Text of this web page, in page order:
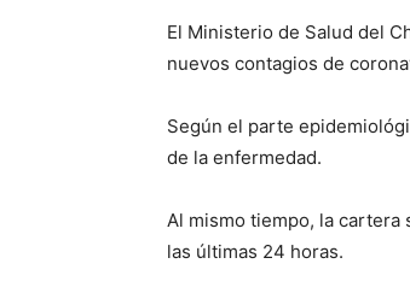
El Ministerio de Salud del
nuevos contagios de
Según el parte
de la enfermedad.
Al mismo tiempo, la
las últimas 24 horas.